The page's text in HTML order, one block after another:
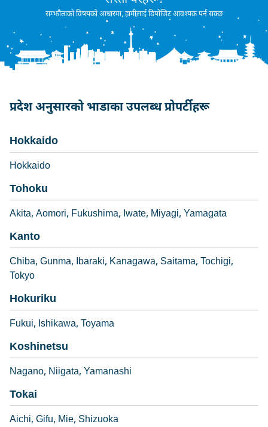
सम्झौताको विषयको आधारमा, हामीलाई डिपोजिट आवश्यक पर्न सक्छ
प्रदेश अनुसारको भाडाका उपलब्ध प्रोपर्टीहरू
Hokkaido
Hokkaido
Tohoku
Akita Aomori Fukushima Iwate Miyagi Yamagata
Kanto
Chiba Gunma Ibaraki Kanagawa Saitama Tochigi
Tokyo
Hokuriku
Fukui Ishikawa Toyama
Koshinetsu
Nagano Niigata Yamanashi
Tokai
Aichi Gifu Mie Shizuoka